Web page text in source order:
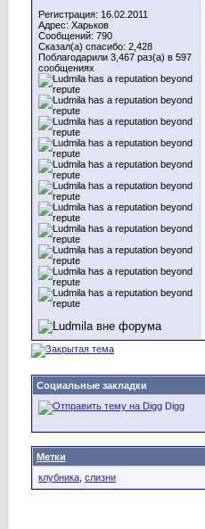
Регистрация: 16.02.2011
Адрес: Харьков
Сообщений: 790
Сказал(а) спасибо: 2,428
Поблагодарили 3,467 раз(а) в 597
сообщениях
Социальные закладки
Digg
Метки
клубника слизни